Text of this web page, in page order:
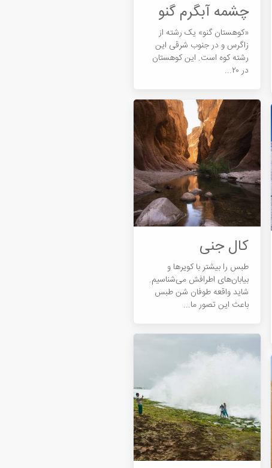
چشمه آبگرم گنو
«کوهستان گنو» یک رشته از
زاگرس و در جنوب شرقی این
رشته کوه است. این کوهستان
در ۲۰...
کال جنی
طبس را بیشتر با کویرها و
بیابان‌های اطرافش می‌شناسیم.
شاید واقعه طوفان شن طبس
باعث این تصور ما...